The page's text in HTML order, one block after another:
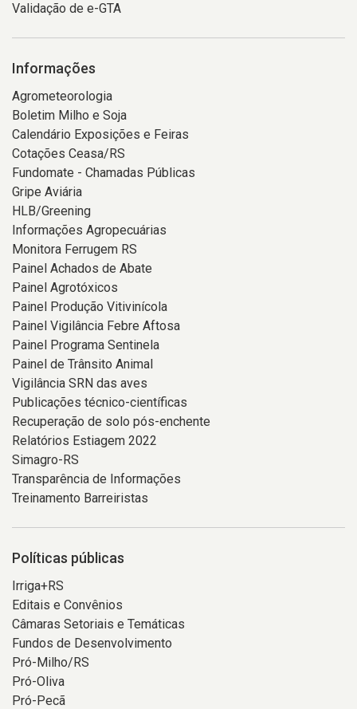
Validação de e-GTA
Informações
Agrometeorologia
Boletim Milho e Soja
Calendário Exposições e Feiras
Cotações Ceasa/RS
Fundomate - Chamadas Públicas
Gripe Aviária
HLB/Greening
Informações Agropecuárias
Monitora Ferrugem RS
Painel Achados de Abate
Painel Agrotóxicos
Painel Produção Vitivinícola
Painel Vigilância Febre Aftosa
Painel Programa Sentinela
Painel de Trânsito Animal
Vigilância SRN das aves
Publicações técnico-científicas
Recuperação de solo pós-enchente
Relatórios Estiagem 2022
Simagro-RS
Transparência de Informações
Treinamento Barreiristas
Políticas públicas
Irriga+RS
Editais e Convênios
Câmaras Setoriais e Temáticas
Fundos de Desenvolvimento
Pró-Milho/RS
Pró-Oliva
Pró-Pecã